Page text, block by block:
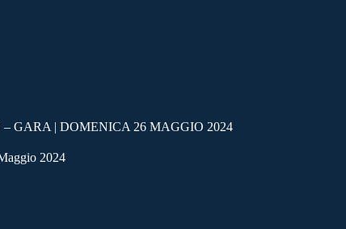
GARA | DOMENICA 26 MAGGIO 2024
2024